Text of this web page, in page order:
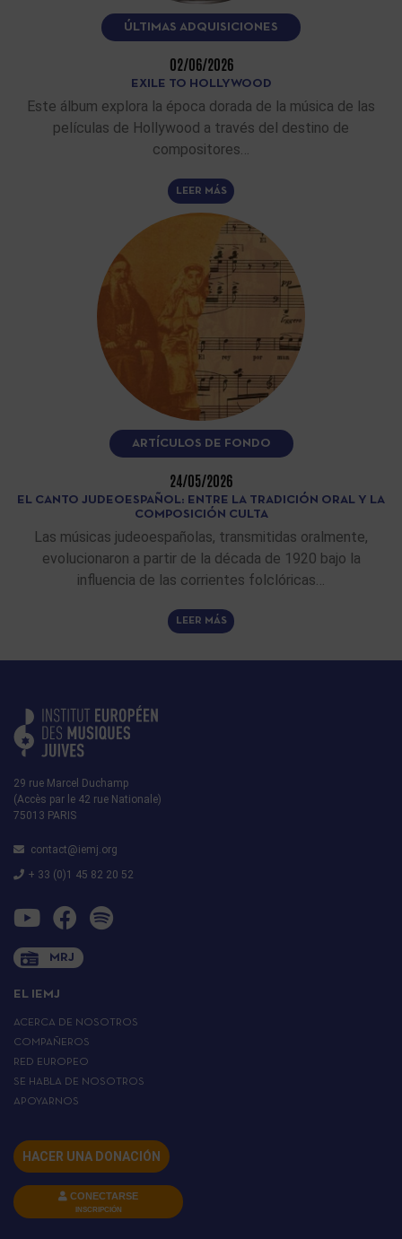
ÚLTIMAS ADQUISICIONES
02/06/2026
EXILE TO HOLLYWOOD
Este álbum explora la época dorada de la música de las
películas de Hollywood a través del destino de
compositores…
LEER MÁS
ARTÍCULOS DE FONDO
24/05/2026
EL CANTO JUDEOESPAÑOL: ENTRE LA TRADICIÓN ORAL Y LA
COMPOSICIÓN CULTA
Las músicas judeoespañolas, transmitidas oralmente,
evolucionaron a partir de la década de 1920 bajo la
influencia de las corrientes folclóricas…
LEER MÁS
29 rue Marcel Duchamp
(Accès par le 42 rue Nationale)
75013 PARIS
contact@iemj.org
+ 33 (0)1 45 82 20 52
MRJ
EL IEMJ
ACERCA DE NOSOTROS
COMPAÑEROS
RED EUROPEO
SE HABLA DE NOSOTROS
APOYARNOS
HACER UNA DONACIÓN
CONECTARSE
INSCRIPCIÓN